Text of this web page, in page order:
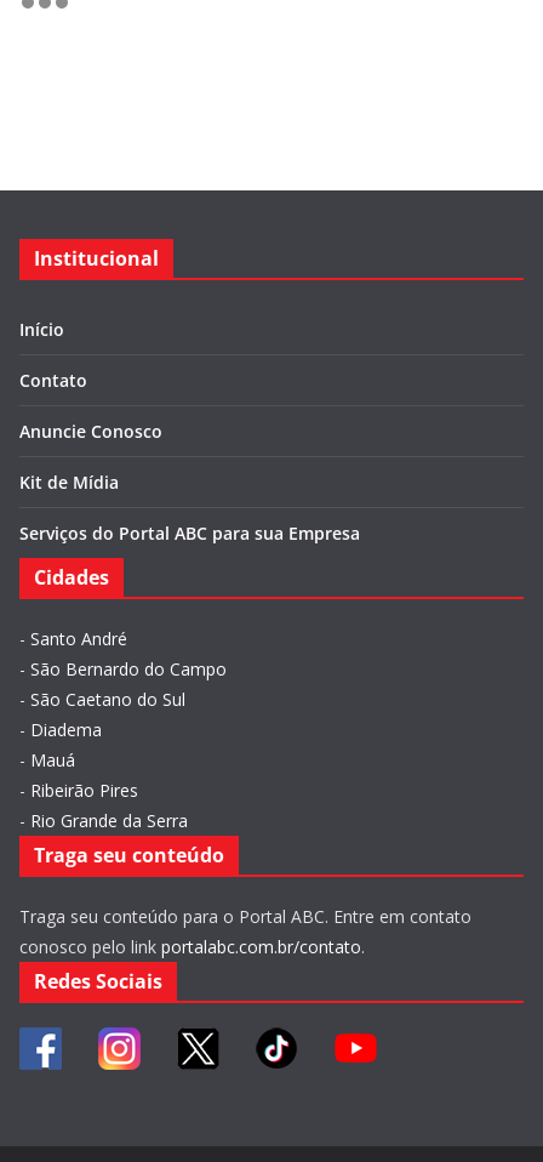
Institucional
Início
Contato
Anuncie Conosco
Kit de Mídia
Serviços do Portal ABC para sua Empresa
Cidades
- Santo André
- São Bernardo do Campo
- São Caetano do Sul
- Diadema
- Mauá
- Ribeirão Pires
- Rio Grande da Serra
Traga seu conteúdo
Traga seu conteúdo para o Portal ABC. Entre em contato
conosco pelo link portalabc.com.br/contato.
Redes Sociais